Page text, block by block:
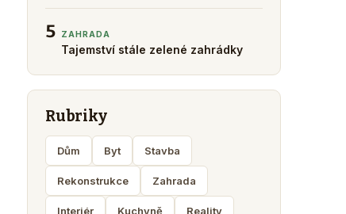
5 ZAHRADA
Tajemství stále zelené zahrádky
Rubriky
Dům Byt Stavba
Rekonstrukce Zahrada
Interiér Kuchyně Reality